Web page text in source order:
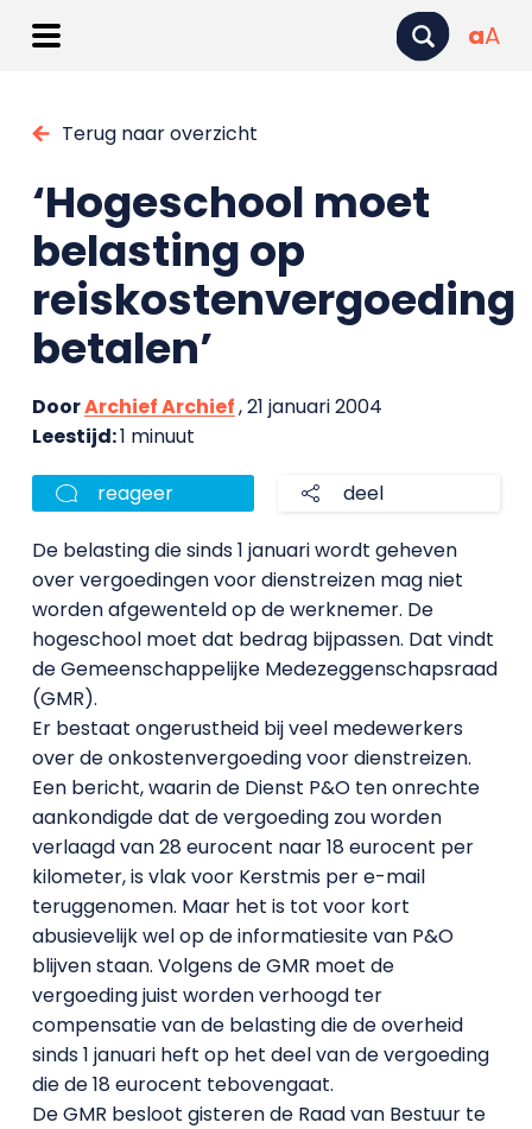
aA
Terug naar overzicht
‘Hogeschool moet
belasting op
reiskostenvergoeding
betalen’
DoorArchief Archief, 21 januari 2004
Leestijd:1 minuut
reageer deel
De belasting die sinds 1 januari wordt geheven
over vergoedingen voor dienstreizen mag niet
worden afgewenteld op de werknemer. De
hogeschool moet dat bedrag bijpassen. Dat vindt
de Gemeenschappelijke Medezeggenschapsraad
(GMR).
Er bestaat ongerustheid bij veel medewerkers
over de onkostenvergoeding voor dienstreizen.
Een bericht, waarin de Dienst P&O ten onrechte
aankondigde dat de vergoeding zou worden
verlaagd van 28 eurocent naar 18 eurocent per
kilometer, is vlak voor Kerstmis per e-mail
teruggenomen. Maar het is tot voor kort
abusievelijk wel op de informatiesite van P&O
blijven staan. Volgens de GMR moet de
vergoeding juist worden verhoogd ter
compensatie van de belasting die de overheid
sinds 1 januari heft op het deel van de vergoeding
die de 18 eurocent tebovengaat.
De GMR besloot gisteren de Raad van Bestuur te